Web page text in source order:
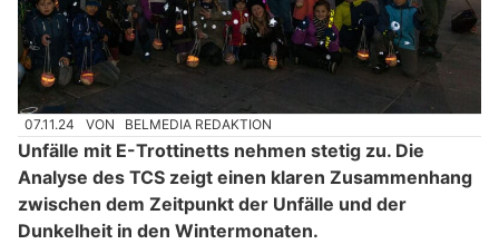
07.11.24 VON BELMEDIA REDAKTION
Unfälle mit E-Trottinetts nehmen stetig zu. Die
Analyse des TCS zeigt einen klaren Zusammenhang
zwischen dem Zeitpunkt der Unfälle und der
Dunkelheit in den Wintermonaten.